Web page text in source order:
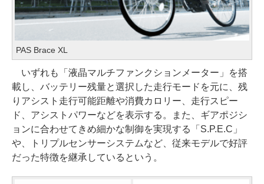
PAS Brace XL
いずれも「液晶マルチファンクションメーター」を搭
載し、バッテリー残量と選択した走行モードを元に、残
りアシスト走行可能距離や消費カロリー、走行スピー
ド、アシストパワーなどを表示する。また、ギアポジシ
ョンに合わせてきめ細かな制御を実現する「S.P.E.C」
や、トリプルセンサーシステムなど、従来モデルで好評
だった特徴を継承しているという。